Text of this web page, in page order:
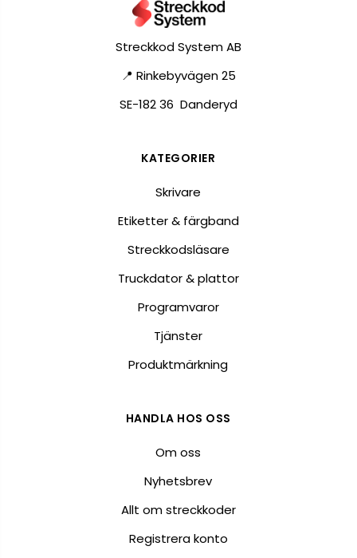
Streckkod System AB
📍 Rinkebyvägen 25
SE-182 36 Danderyd
KATEGORIER
Skrivare
Etiketter & färgband
Streckkodsläsare
Truckdator & plattor
Programvaror
Tjänster
Produktmärkning
HANDLA HOS OSS
Om oss
Nyhetsbrev
Allt om streckkoder
Registrera konto